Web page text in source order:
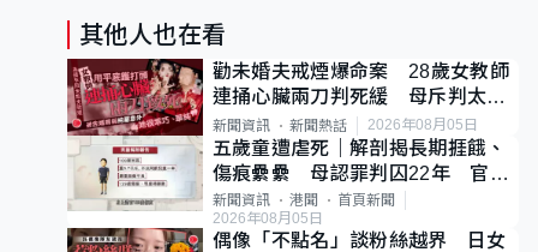
其他人也在看
勸未婚夫戒煙爆命案 28歲女教師
連捅心臟兩刀判死緩 母斥判太重
已上訴
新聞資訊 新聞熱話 2026年08月05日
五歲童遭虐死｜解剖揭長期捱餓、
傷痕纍纍 母認罪判囚22年 官斥
冷血：同類案最惡劣
新聞資訊 港聞
首頁新聞
2026年08月05日
偶像「不點名」談粉絲越界 日女